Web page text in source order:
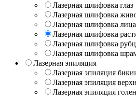
Лазерная шлифовка глаз
Лазерная шлифовка
Лазерная шлифовка лица
Лазерная шлифовка
Лазерная шлифовка
Лазерная шлифовка
Лазерная эпиляция
Лазерная эпиляция
Лазерная эпиляция
Лазерная эпиляция